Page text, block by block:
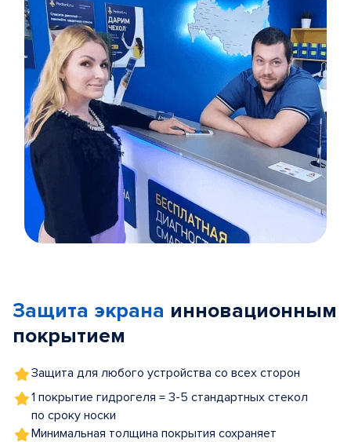
5
Защита экрана инновационным
покрытием
Защита для любого устройства со всех сторон
1 покрытие гидрогеля = 3-5 стандартных стекол
по сроку носки
Минимальная толщина покрытия сохраняет